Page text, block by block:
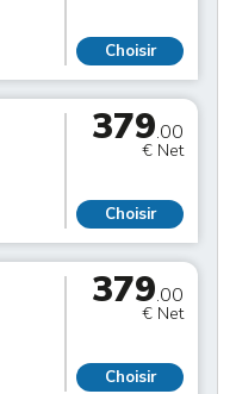
Choisir
379.00
€ Net
Choisir
379.00
€ Net
Choisir